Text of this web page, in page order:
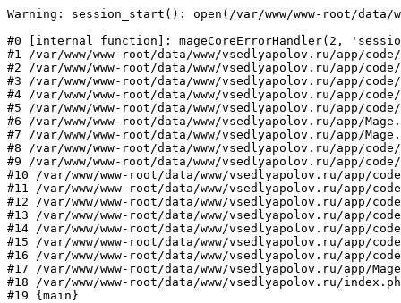
Warning: session_start(): open(/var/www/www-root/data/
#0 [internal function]: mageCoreErrorHandler(2,
#1 /var/www/www-root/data/www/vsedlyapolov.ru/app/
#2 /var/www/www-root/data/www/vsedlyapolov.ru/app/
#3 /var/www/www-root/data/www/vsedlyapolov.ru/app/
#4 /var/www/www-root/data/www/vsedlyapolov.ru/app/
#5 /var/www/www-root/data/www/vsedlyapolov.ru/app/
#6 /var/www/www-root/data/www/vsedlyapolov.ru/app/
#7 /var/www/www-root/data/www/vsedlyapolov.ru/app/
#8 /var/www/www-root/data/www/vsedlyapolov.ru/app/
#9 /var/www/www-root/data/www/vsedlyapolov.ru/app/
#10 /var/www/www-root/data/www/vsedlyapolov.ru/app/
#11 /var/www/www-root/data/www/vsedlyapolov.ru/app/
#12 /var/www/www-root/data/www/vsedlyapolov.ru/app/
#13 /var/www/www-root/data/www/vsedlyapolov.ru/app/
#14 /var/www/www-root/data/www/vsedlyapolov.ru/app/
#15 /var/www/www-root/data/www/vsedlyapolov.ru/app/
#16 /var/www/www-root/data/www/vsedlyapolov.ru/app/
#17 /var/www/www-root/data/www/vsedlyapolov.ru/app/
#18 /var/www/www-root/data/www/vsedlyapolov.ru/
#19 {main}